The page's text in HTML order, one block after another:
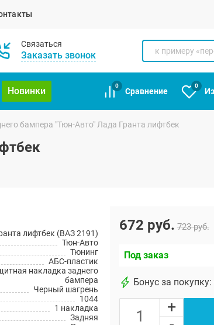
Связаться
Заказать звонок
Новинки
0
Сравнение
0
бампера "Тюн-Авто" Лада Гранта лифтбек
лифтбек (ВАЗ 2191)
Тюн-Авто
Тюнинг
АБС-пластик
накладка заднего
бампера
Черный шагрень
1044
1 накладка
Задняя
672 руб. 723 руб.
Под заказ
Бонус за покупку:
+